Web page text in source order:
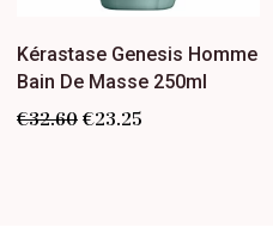
Kérastase Genesis Homme
Bain De Masse 250ml
€32.60 €23.25